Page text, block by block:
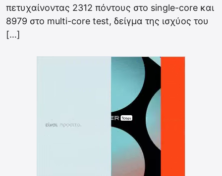
πετυχαίνοντας 2312 πόντους στο single-core και
8979 στο multi-core test, δείγμα της ισχύος του
[…]